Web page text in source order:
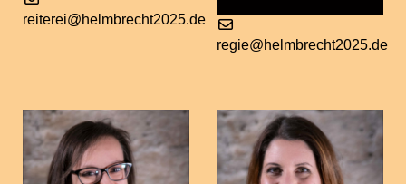
reiterei@helmbrecht2025.de
regie@helmbrecht2025.de